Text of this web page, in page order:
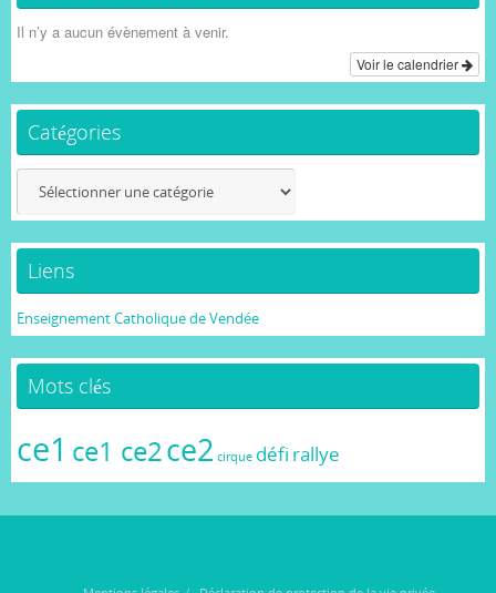
Il n’y a aucun évènement à venir.
Voir le calendrier
Catégories
Liens
Enseignement Catholique de Vendée
Mots clés
ce1 ce1 ce2ce2 cirque défi rallye